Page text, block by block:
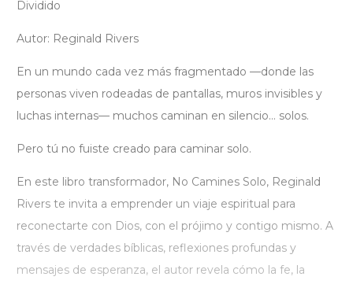
Dividido
Autor: Reginald Rivers
En un mundo cada vez más fragmentado —donde las
personas viven rodeadas de pantallas, muros invisibles y
luchas internas— muchos caminan en silencio… solos.
Pero tú no fuiste creado para caminar solo.
En este libro transformador, No Camines Solo, Reginald
Rivers te invita a emprender un viaje espiritual para
reconectarte con Dios, con el prójimo y contigo mismo. A
través de verdades bíblicas, reflexiones profundas y
mensajes de esperanza, el autor revela cómo la fe, la